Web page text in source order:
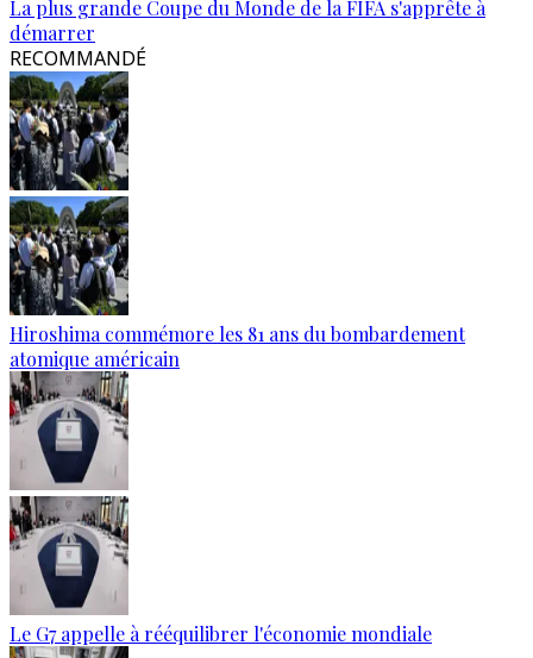
La plus grande Coupe du Monde de la FIFA s'apprête à
démarrer
RECOMMANDÉ
Hiroshima commémore les 81 ans du bombardement
atomique américain
Le G7 appelle à rééquilibrer l'économie mondiale